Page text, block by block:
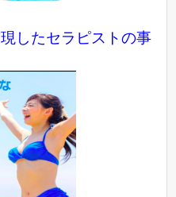
したセラピストの事